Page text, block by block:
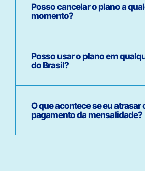
Posso cancelar o plano a
momento?
Posso usar o plano em
do Brasil?
O que acontece se eu atrasar
pagamento da mensalidade?